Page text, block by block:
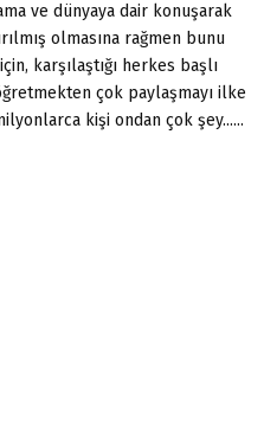
ve dünyaya dair konuşarak
olmasına rağmen bunu
karşılaştığı herkes başlı
çok paylaşmayı ilke
kişi ondan çok şey......